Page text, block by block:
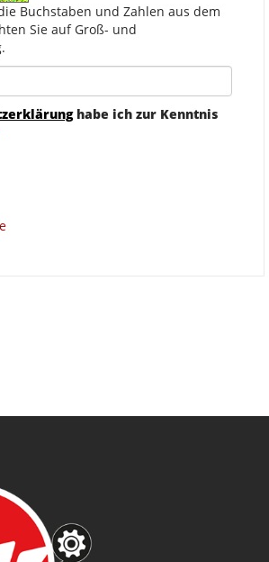
Buchstaben und Zahlen aus dem
Sie auf Groß- und
habe ich zur Kenntnis